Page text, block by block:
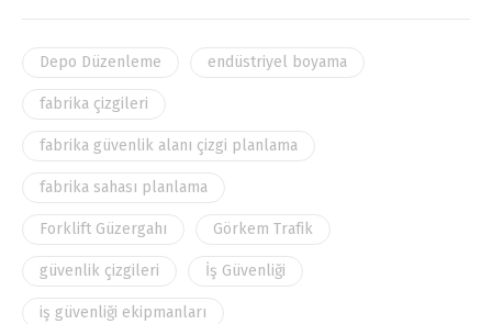
Depo Düzenleme endüstriyel boyama
fabrika çizgileri
fabrika güvenlik alanı çizgi planlama
fabrika sahası planlama
Forklift Güzergahı Görkem Trafik
güvenlik çizgileri İş Güvenliği
iş güvenliği ekipmanları